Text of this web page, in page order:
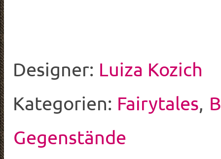
Designer: Luiza Kozich
Kategorien: Fairytales,
Gegenstände